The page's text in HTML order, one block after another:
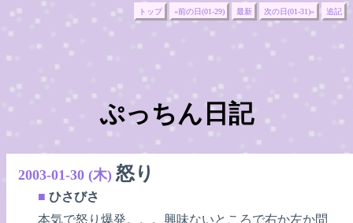
トップ «前の日(01-29) 最新 次の日(01-31)» 追記
ぷっちん日記
2003-01-30 (木) 怒り
■ ひさびさ
本気で怒り爆発。。。興味ないところで右か左か問